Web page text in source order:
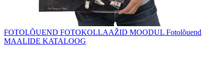
FOTOLÕUEND FOTOKOLLAAŽID MOODUL Fotolõuend
MAALIDE KATALOOG